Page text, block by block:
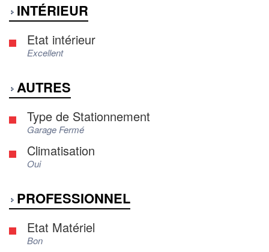
INTÉRIEUR
Etat intérieur
Excellent
AUTRES
Type de Stationnement
Garage Fermé
Climatisation
Oui
PROFESSIONNEL
Etat Matériel
Bon